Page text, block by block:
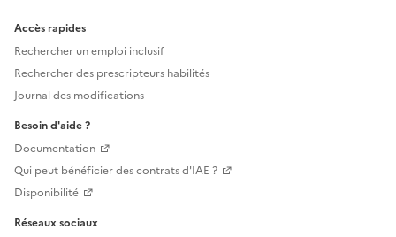
Accès rapides
Rechercher un emploi inclusif
Rechercher des prescripteurs habilités
Journal des modifications
Besoin d'aide ?
Documentation
Qui peut bénéficier des contrats d'IAE ?
Disponibilité
Réseaux sociaux